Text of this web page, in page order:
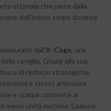
ottimale che parte dalla
dell’intero corpo durante
dall‘X-Cage, una
caviglia. Grazie alla sua
di rinforzo strategiche,
e stress articolare.
e scarpa consente al
unità motorie. L’azione